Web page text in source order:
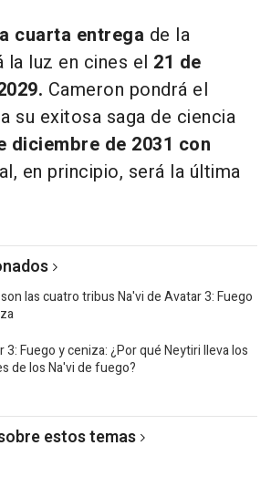
cuarta entrega de la
la luz en cines el 21 de
Cameron pondrá el
su exitosa saga de ciencia
diciembre de 2031 con
en principio, será la última
las cuatro tribus Na'vi de Avatar 3: Fuego
3: Fuego y ceniza: ¿Por qué Neytiri lleva los
de los Na'vi de fuego?
estos temas